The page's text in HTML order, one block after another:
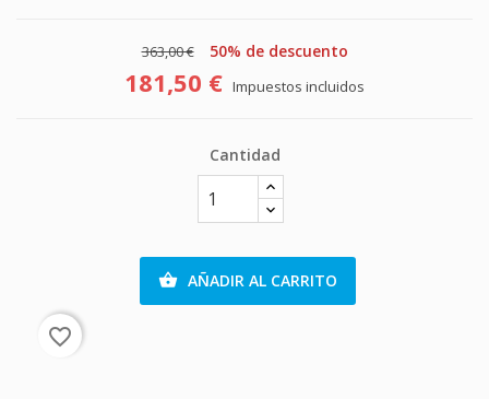
363,00 € 50% de descuento
181,50 € Impuestos incluidos
Cantidad
 AÑADIR AL CARRITO
favorite_border